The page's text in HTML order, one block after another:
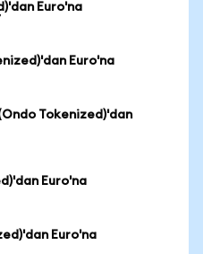
Euro'na
Euro'na
Tokenized)'dan
Euro'na
Euro'na